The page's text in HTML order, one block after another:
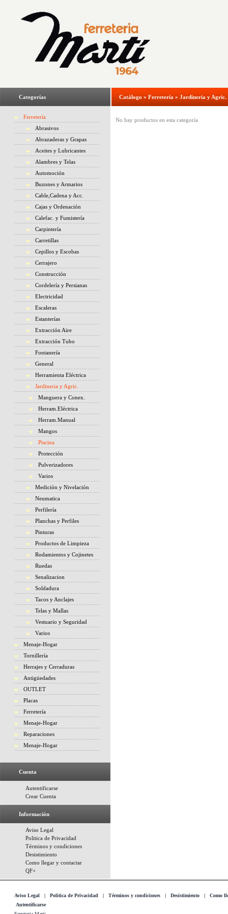
Categorías
Ferretería
Abrasivos
Abrazaderas y Grapas
Aceites y Lubricantes
Alambres y Telas
Automoción
Buzones y Armarios
Cable,Cadena y Acc.
Cajas y Ordenación
Calefac. y Fumistería
Carpintería
Carretillas
Cepillos y Escobas
Cerrajero
Construcción
Cordelería y Persianas
Electricidad
Escaleras
Estanterías
Extracción Aire
Extracción Tubo
Fontanería
General
Herramienta Eléctrica
Jardineria y Agric.
Manguera y Conex.
Herram.Eléctrica
Herram.Manual
Mangos
Piscina
Protección
Pulverizadores
Varios
Medición y Nivelación
Neumatica
Perfilería
Planchas y Perfiles
Pinturas
Productos de Limpieza
Rodamientos y Cojinetes
Ruedas
Senalizacion
Soldadura
Tacos y Anclajes
Telas y Mallas
Vestuario y Seguridad
Varios
Menaje-Hogar
Tornillería
Herrajes y Cerraduras
Antigüedades
OUTLET
Placas
Ferretería
Menaje-Hogar
Reparaciones
Menaje-Hogar
Cuenta
Autentificarse
Crear Cuenta
Información
Aviso Legal
Politica de Privacidad
Términos y condiciones
Desistimiento
Como llegar y contactar
QF+
Catálogo » Ferretería » Jardineria y Agric.
No hay productos en esta categoría
Aviso Legal | Politica de Privacidad | Términos y condiciones | Desistimiento | Como
Autentificarse